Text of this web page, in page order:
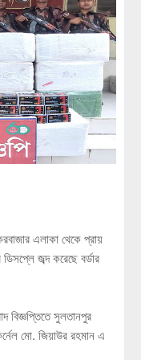
এলাকা থেকে প্রায়
জব্দ করেছে বর্ডার
বিজ্ঞপ্তিতে সুলতানপুর
মো. জিয়াউর রহমান এ